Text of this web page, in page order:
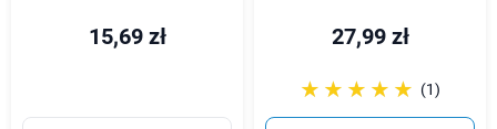
15,69 zł 27,99 zł
☆☆☆☆☆
★★★★★ (1)